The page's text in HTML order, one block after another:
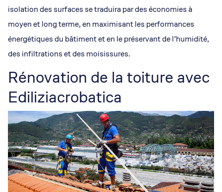
isolation des surfaces se traduira par des économies à
moyen et long terme, en maximisant les performances
énergétiques du bâtiment et en le préservant de l’humidité,
des infiltrations et des moisissures.
Rénovation de la toiture avec
Ediliziacrobatica